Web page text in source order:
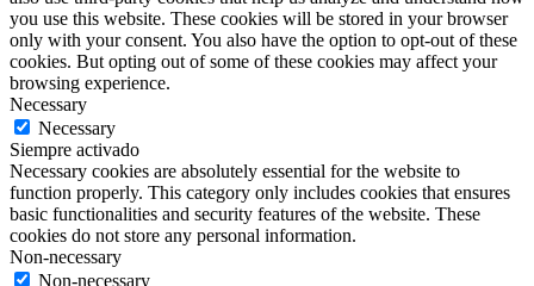
you use this website. These cookies will be stored in your browser
only with your consent. You also have the option to opt-out of these
cookies. But opting out of some of these cookies may affect your
browsing experience.
Necessary
Necessary
Siempre activado
Necessary cookies are absolutely essential for the website to
function properly. This category only includes cookies that ensures
basic functionalities and security features of the website. These
cookies do not store any personal information.
Non-necessary
Non-necessary